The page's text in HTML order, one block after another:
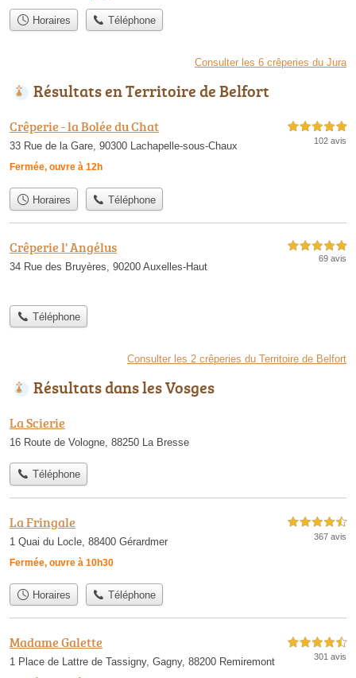
Horaires Téléphone
Consulter les 6 crêperies du Jura
Résultats en Territoire de Belfort
Crêperie - la Bolée du Chat
33 Rue de la Gare, 90300 Lachapelle-sous-Chaux
Fermée, ouvre à 12h
5,0 étoiles sur 5
102 avis
Horaires Téléphone
Crêperie l' Angélus
34 Rue des Bruyères, 90200 Auxelles-Haut
5,0 étoiles sur 5
69 avis
Téléphone
Consulter les 2 crêperies du Territoire de Belfort
Résultats dans les Vosges
La Scierie
16 Route de Vologne, 88250 La Bresse
Téléphone
La Fringale
1 Quai du Locle, 88400 Gérardmer
Fermée, ouvre à 10h30
4,5 étoiles sur 5
367 avis
Horaires Téléphone
Madame Galette
1 Place de Lattre de Tassigny, Gagny, 88200 Remiremont
4,5 étoiles sur 5
301 avis